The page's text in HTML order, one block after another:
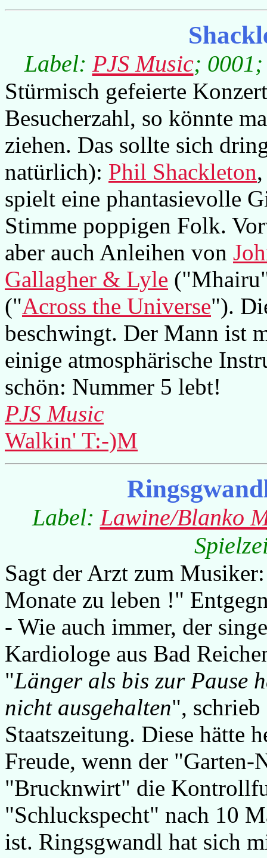
Label: PJS Music;
Stürmisch gefeierte
Besucherzahl, so könnte
ziehen. Das sollte sich
natürlich): Phil Shackleton
spielt eine phantasievolle
Stimme poppigen Folk.
aber auch Anleihen von
Gallagher & Lyle
("Across the Universe").
beschwingt. Der Mann ist
einige atmosphärische
schön: Nummer 5 lebt!
PJS Music
Walkin' T:-)M
Label: Lawine/Blanko
Sagt der Arzt zum
Monate zu leben !"
- Wie auch immer, der
Kardiologe aus Bad
"Länger als bis zur Pause
nicht ausgehalten", schrieb
Staatszeitung. Diese hätte
Freude, wenn der "Garten-
"Brucknwirt" die
"Schluckspecht" nach 10
ist. Ringsgwandl hat sich